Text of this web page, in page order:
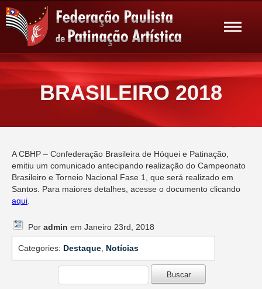
BRASILEIRO 2018
A CBHP – Confederação Brasileira de Hóquei e Patinação,
emitiu um comunicado antecipando realização do Campeonato
Brasileiro e Torneio Nacional Fase 1, que será realizado em
Santos. Para maiores detalhes, acesse o documento clicando
aqui
Por admin em Janeiro 23rd, 2018
Categories: Destaque Notícias